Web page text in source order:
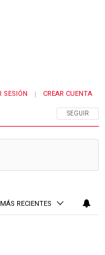
SIGA ESTA
SEGUIR
SESIÓN CREAR CUENTA
RECIENTES